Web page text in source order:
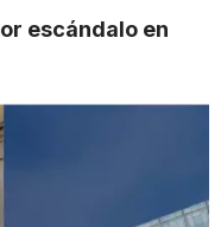
escándalo en